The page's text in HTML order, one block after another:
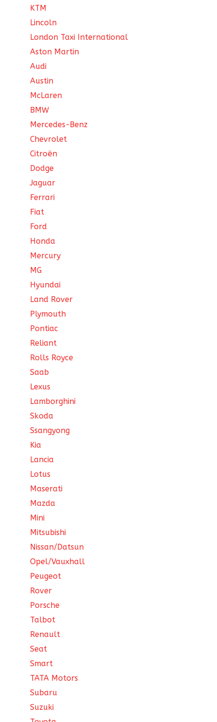
KTM
Lincoln
London Taxi International
Aston Martin
Audi
Austin
McLaren
BMW
Mercedes-Benz
Chevrolet
Citroën
Dodge
Jaguar
Ferrari
Fiat
Ford
Honda
Mercury
MG
Hyundai
Land Rover
Plymouth
Pontiac
Reliant
Rolls Royce
Saab
Lexus
Lamborghini
Skoda
Ssangyong
Kia
Lancia
Lotus
Maserati
Mazda
Mini
Mitsubishi
Nissan/Datsun
Opel/Vauxhall
Peugeot
Rover
Porsche
Talbot
Renault
Seat
Smart
TATA Motors
Subaru
Suzuki